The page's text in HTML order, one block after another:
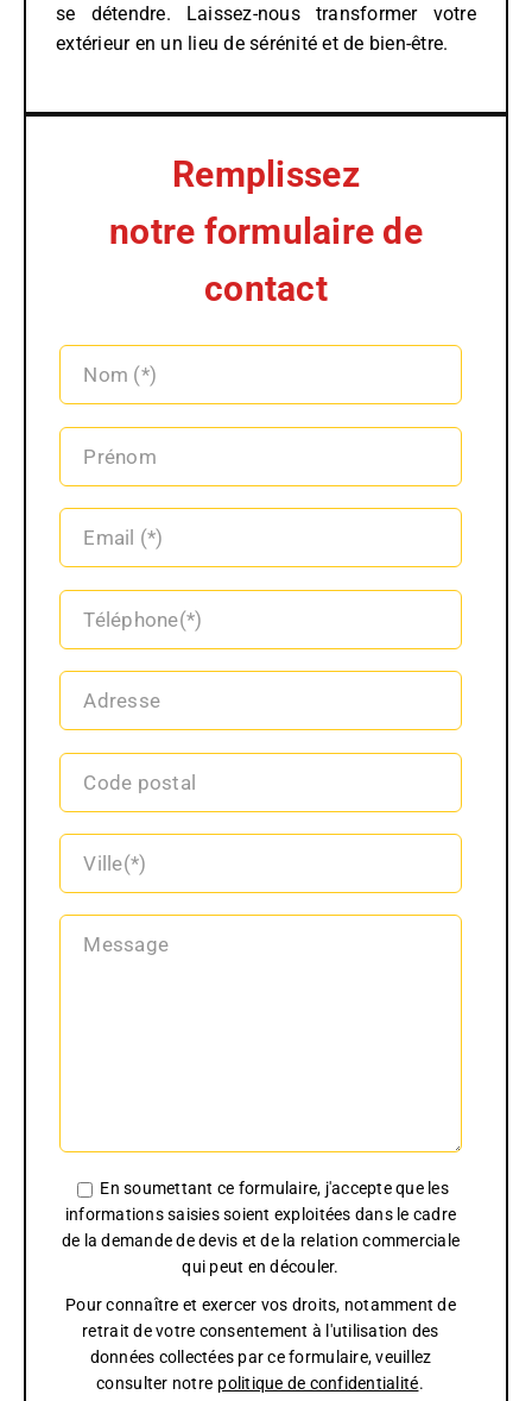
se détendre. Laissez-nous transformer votre
extérieur en un lieu de sérénité et de bien-être.
Remplissez
notre formulaire de
contact
Nom (*)
Prénom
Email (*)
Téléphone(*)
Adresse
Code postal
Ville(*)
Message
En soumettant ce formulaire, j'accepte que les
informations saisies soient exploitées dans le cadre
de la demande de devis et de la relation commerciale
qui peut en découler.
Pour connaître et exercer vos droits, notamment de
retrait de votre consentement à l'utilisation des
données collectées par ce formulaire, veuillez
consulter notre politique de confidentialité.